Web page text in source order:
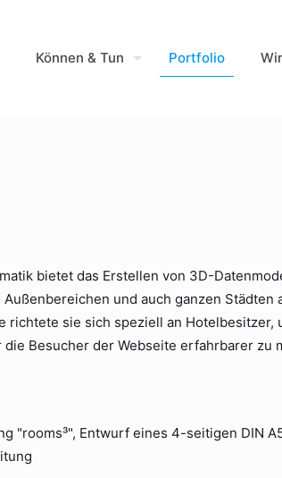
Können & Tun Portfolio Wir
bietet das Erstellen von 3D-
Außenbereichen und auch ganzen Städten
richtete sie sich speziell an Hotelbesitzer,
die Besucher der Webseite erfahrbarer zu
"rooms³", Entwurf eines 4-seitigen DIN